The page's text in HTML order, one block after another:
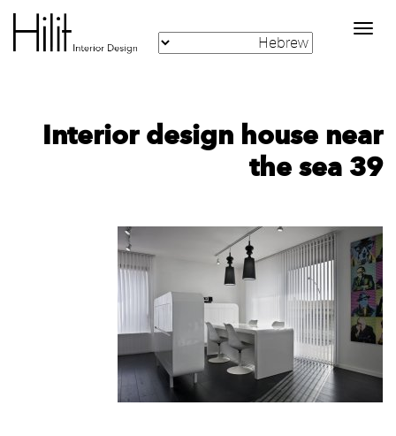
Toggle
navigation
Interior design house near
the sea 39